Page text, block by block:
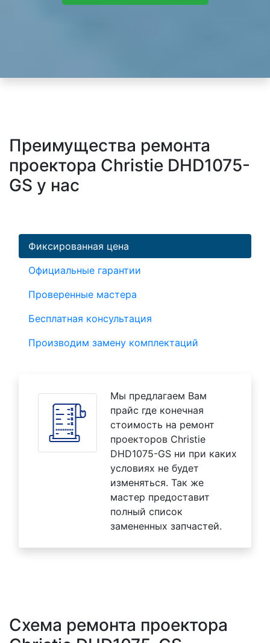
Преимущества ремонта
проектора Christie DHD1075-
GS у нас
Фиксированная цена
Официальные гарантии
Проверенные мастера
Бесплатная консультация
Производим замену комплектаций
Мы предлагаем Вам
прайс где конечная
стоимость на ремонт
проекторов Christie
DHD1075-GS ни при каких
условиях не будет
изменяться. Так же
мастер предоставит
полный список
замененных запчастей.
Схема ремонта проектора